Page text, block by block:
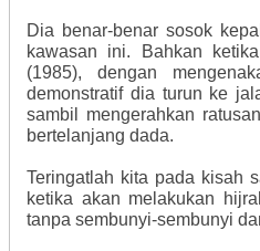
Dia benar-benar sosok
kawasan ini. Bahkan
(1985), dengan
demonstratif dia turun ke
sambil mengerahkan
bertelanjang dada.
Teringatlah kita pada kisah
ketika akan melakukan
tanpa sembunyi-sembunyi